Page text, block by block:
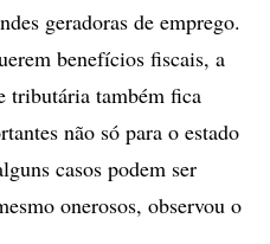
geradoras de emprego.
benefícios fiscais, a
tributária também fica
não só para o estado
casos podem ser
onerosos, observou o